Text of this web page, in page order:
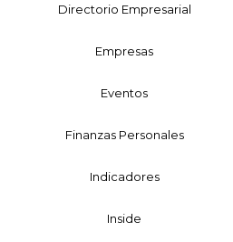
Directorio Empresarial
Empresas
Eventos
Finanzas Personales
Indicadores
Inside